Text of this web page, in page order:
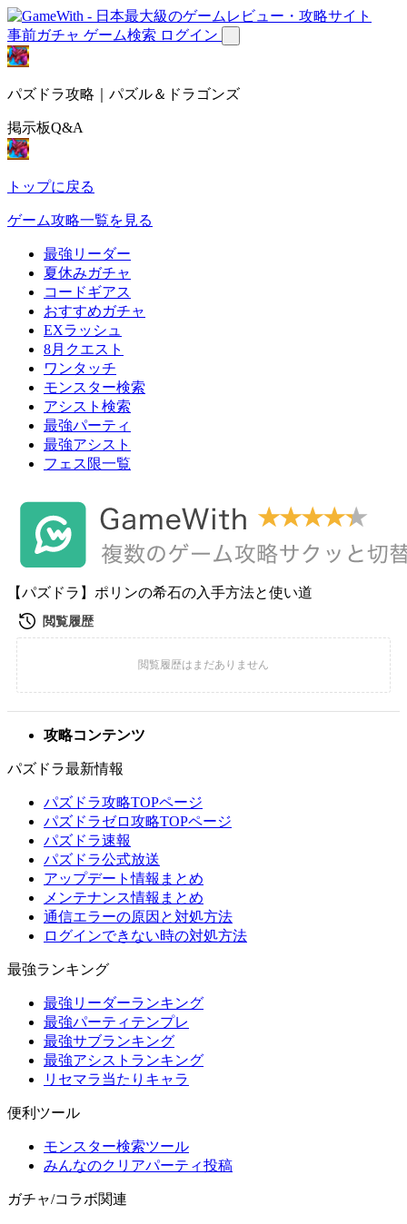
事前ガチャ ゲーム検索 ログイン
パズドラ攻略｜パズル＆ドラゴンズ
掲示板Q&A
トップに戻る
ゲーム攻略一覧を見る
最強リーダー
夏休みガチャ
コードギアス
おすすめガチャ
EXラッシュ
8月クエスト
ワンタッチ
モンスター検索
アシスト検索
最強パーティ
最強アシスト
フェス限一覧
【パズドラ】ポリンの希石の入手方法と使い道
攻略コンテンツ
パズドラ最新情報
パズドラ攻略TOPページ
パズドラゼロ攻略TOPページ
パズドラ速報
パズドラ公式放送
アップデート情報まとめ
メンテナンス情報まとめ
通信エラーの原因と対処方法
ログインできない時の対処方法
最強ランキング
最強リーダーランキング
最強パーティテンプレ
最強サブランキング
最強アシストランキング
リセマラ当たりキャラ
便利ツール
モンスター検索ツール
みんなのクリアパーティ投稿
ガチャ/コラボ関連